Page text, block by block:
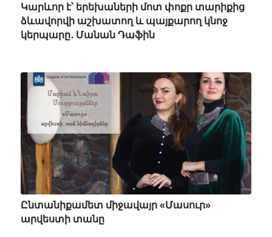
Կարևոր է՝ երեխաների մոտ փոքր տարիքից
ձևավորվի աշխատող և պայքարող կնոջ
կերպարը․ Մանան Դաֆին
Ընտանիքամետ միջավայր «Մասուր»
արվեստի տանը